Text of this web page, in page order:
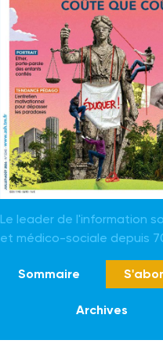
Le leader de l'information
et médico-sociale depuis
Sommaire
Archives